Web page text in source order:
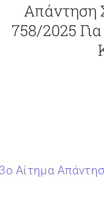
Απάντηση
758/2025
3ο Αίτημα